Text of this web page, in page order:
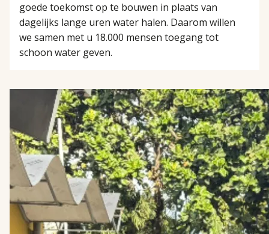
goede toekomst op te bouwen in plaats van
dagelijks lange uren water halen. Daarom willen
we samen met u 18.000 mensen toegang tot
schoon water geven.
MEEROVER
BEGELEIDING
EN
ONDERSTEUNING
VOOR
HAÏTIAANSE
MIGRANTEN
IN
DOMINICAANSE
REPUBLIEK